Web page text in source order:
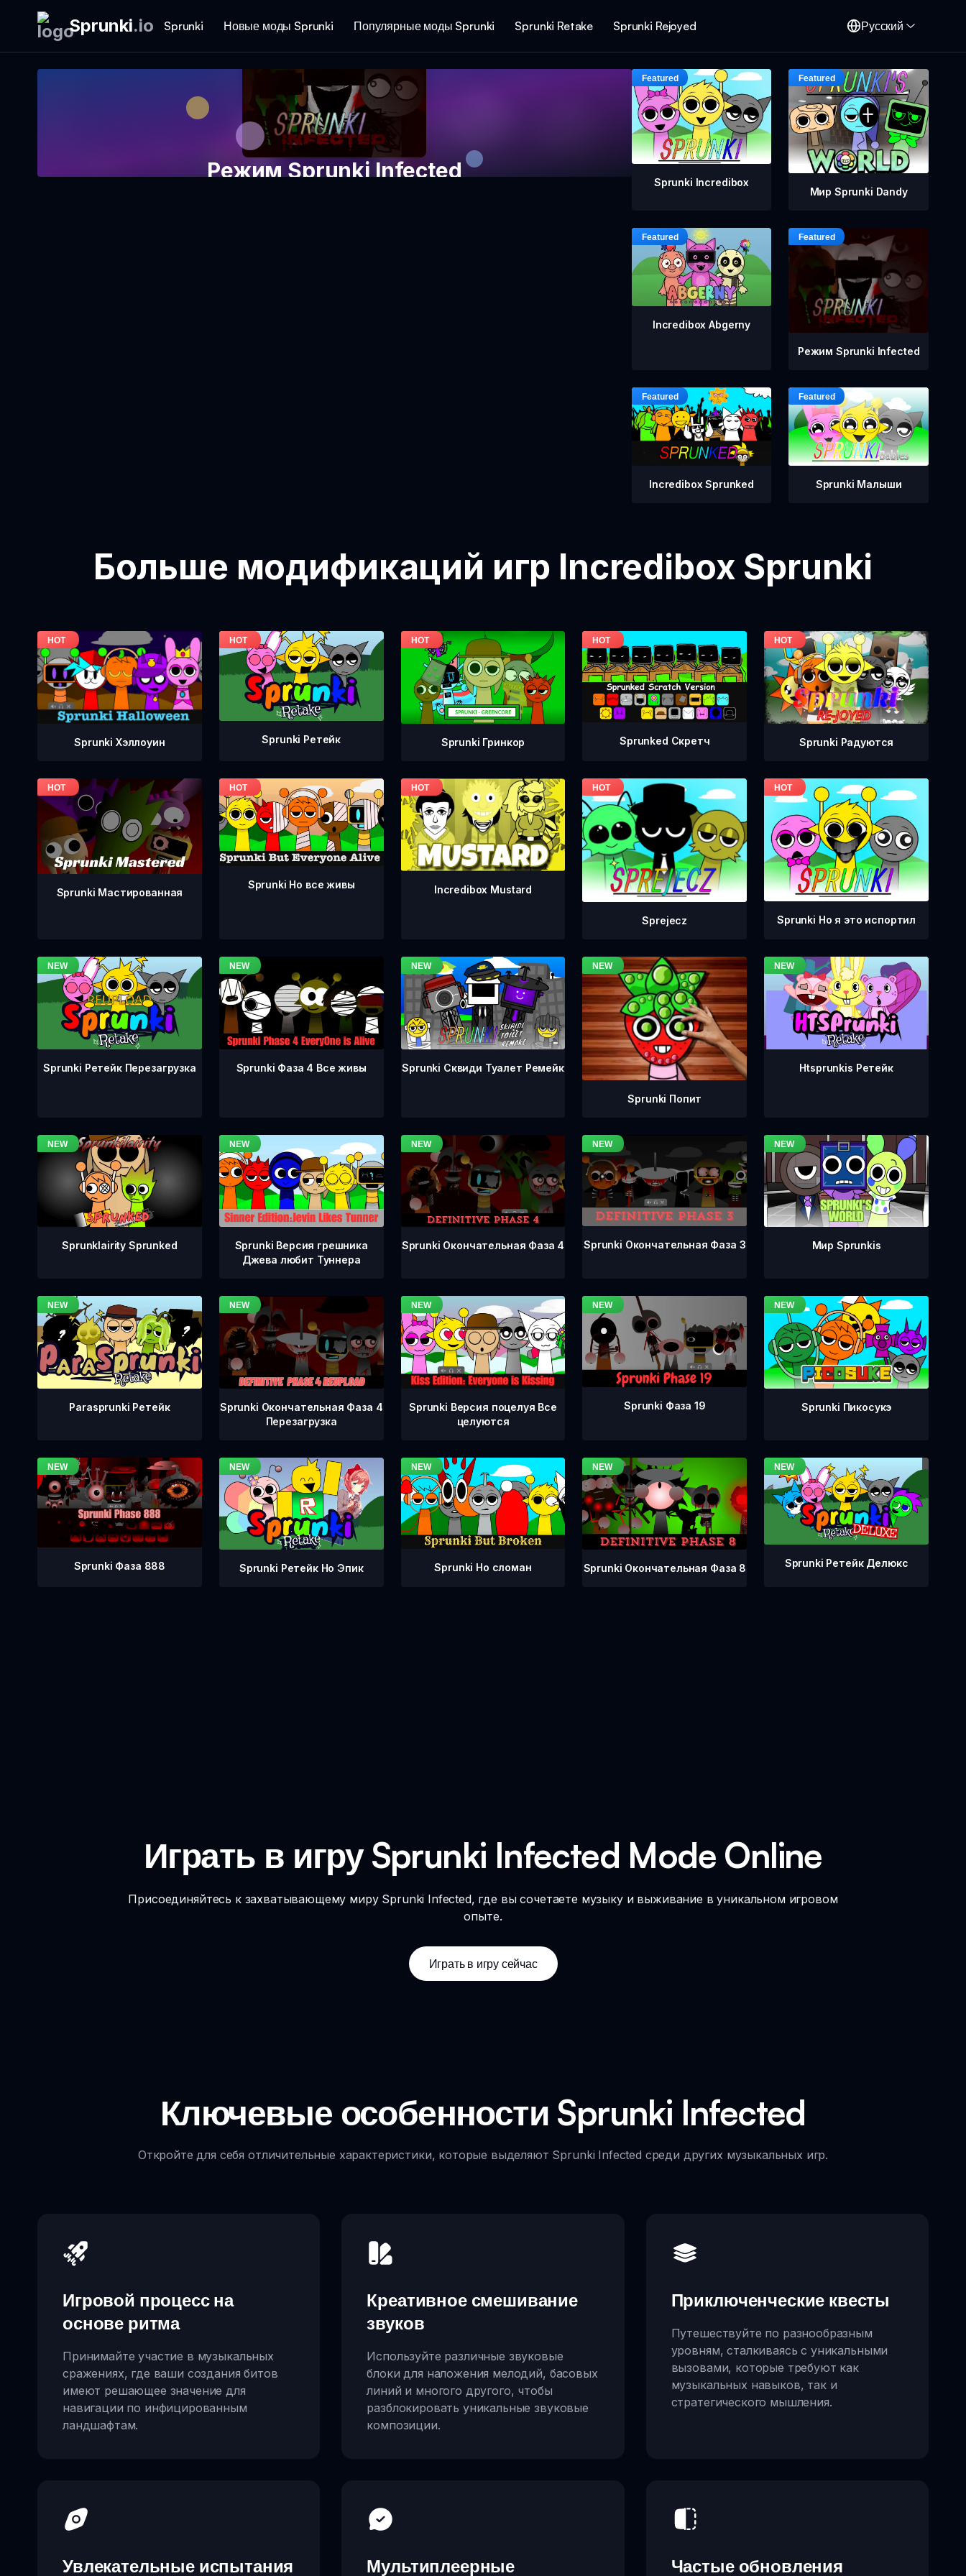
Sprunki.io Sprunki Новые моды Sprunki Популярные моды Sprunki Sprunki Retake Sprunki Rejoyed Русский
Режим Sprunki Infected Sprunki Incredibox
Мир Sprunki Dandy
Incredibox Abgerny
Режим Sprunki Infected
Incredibox Sprunked Sprunki Малыши
Больше модификаций игр Incredibox Sprunki
Sprunki Хэллоуин Sprunki Ретейк Sprunki Гринкор Sprunked Скретч Sprunki Радуются
Sprunki Мастированная
Sprunki Но все живы Incredibox Mustard
Sprejecz Sprunki Но я это испортил
Sprunki Ретейк Перезагрузка Sprunki Фаза 4 Все живы Sprunki Сквиди Туалет Ремейк
Sprunki Попит
Htsprunkis Ретейк
Sprunklairity Sprunked
Sprunki Версия грешника
Джева любит Туннера
Sprunki Окончательная Фаза 4 Sprunki Окончательная Фаза 3 Мир Sprunkis
Parasprunki Ретейк
Sprunki Окончательная Фаза 4
Перезагрузка
Sprunki Версия поцелуя Все
целуются
Sprunki Фаза 19 Sprunki Пикосукэ
Sprunki Фаза 888 Sprunki Ретейк Но Эпик Sprunki Но сломан Sprunki Окончательная Фаза 8 Sprunki Ретейк Делюкс
Играть в игру Sprunki Infected Mode Online
Присоединяйтесь к захватывающему миру Sprunki Infected, где вы сочетаете музыку и выживание в уникальном игровом
опыте.
Играть в игру сейчас
Ключевые особенности Sprunki Infected
Откройте для себя отличительные характеристики, которые выделяют Sprunki Infected среди других музыкальных игр.
Игровой процесс на
основе ритма
Принимайте участие в музыкальных
сражениях, где ваши создания битов
имеют решающее значение для
навигации по инфицированным
ландшафтам.
Креативное смешивание
звуков
Используйте различные звуковые
блоки для наложения мелодий, басовых
линий и многого другого, чтобы
разблокировать уникальные звуковые
композиции.
Приключенческие квесты
Путешествуйте по разнообразным
уровням, сталкиваясь с уникальными
вызовами, которые требуют как
музыкальных навыков, так и
стратегического мышления.
Увлекательные испытания Мультиплеерные Частые обновления